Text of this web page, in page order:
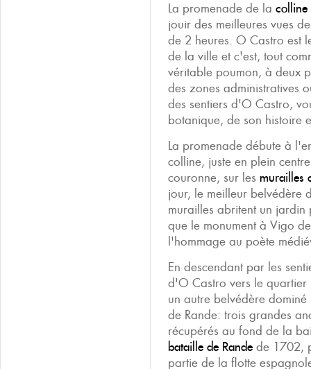
La promenade de la
jouir des meilleures vues
de 2 heures. O Castro est
de la ville et c'est, tout
véritable poumon, à deux
des zones administratives
des sentiers d'O Castro,
botanique, de son histoire
La promenade débute à
colline, juste en plein
couronne, sur les murailles
jour, le meilleur belvédère
murailles abritent un jardin
que le monument à Vigo
l'hommage au poète
En descendant par les
d'O Castro vers le quartier
un autre belvédère
de Rande: trois grandes
récupérés au fond de la
bataille de Rande de 1702,
partie de la flotte